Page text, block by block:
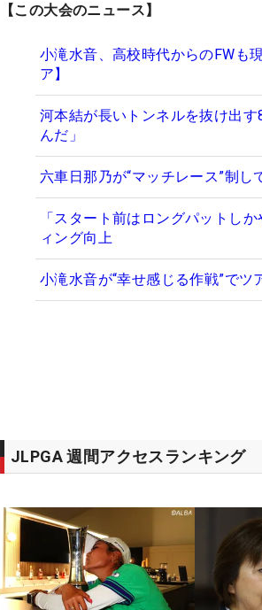
【この大会のニュース】
小滝水音、高校時代からのFWも
ア】
河本結が長いトンネルを抜け出
んだ」
六車日那乃が“マッチレース”制し
「スタート前はロングパットし
ィング向上
小滝水音が“幸せ感じる作戦”で
JLPGA 週間アクセスランキング